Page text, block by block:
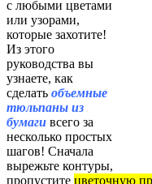
с любыми цветами
или узорами,
которые захотите!
Из этого
руководства вы
узнаете, как
сделать объемные
тюльпаны из
бумаги всего за
несколько простых
шагов! Сначала
вырежьте контуры,
пропустите цветочную